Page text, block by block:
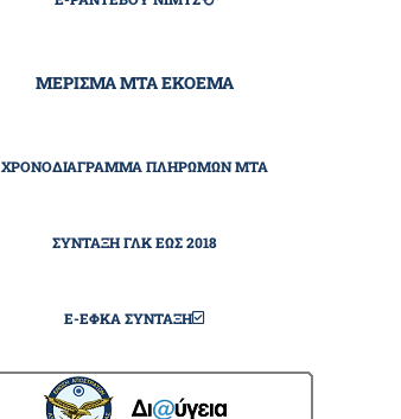
ΜΕΡΙΣΜΑ ΜΤΑ ΕΚΟΕΜΑ
ΧΡΟΝΟΔΙΆΓΡΑΜΜΑ ΠΛΗΡΩΜΏΝ ΜΤΑ
ΣΎΝΤΑΞΗ ΓΛΚ ΕΩΣ 2018
E-ΕΦΚΑ ΣΎΝΤΑΞΗ